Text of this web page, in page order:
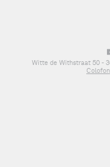
Witte de Withstraat 50 -
Colofon